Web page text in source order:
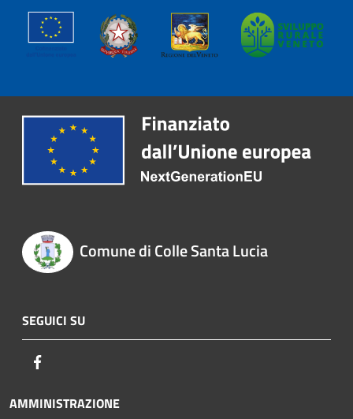
Comune di Colle Santa Lucia
SEGUICI SU
AMMINISTRAZIONE